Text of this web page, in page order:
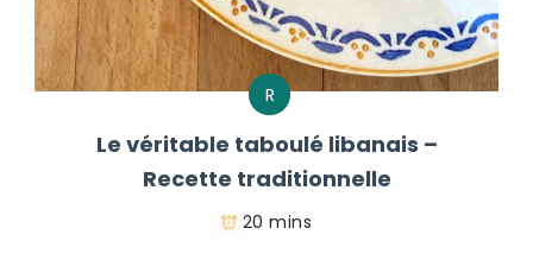
R
Le véritable taboulé libanais –
Recette traditionnelle
20 mins